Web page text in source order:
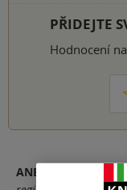
PŘIDEJTE
Hodnocení
ANETA S.